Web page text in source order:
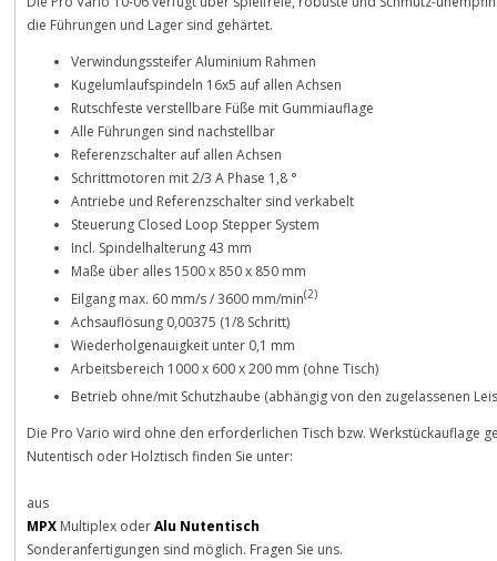
die Führungen und Lager sind gehärtet.
Verwindungssteifer Aluminium Rahmen
Kugelumlaufspindeln 16x5 auf allen Achsen
Rutschfeste verstellbare Füße mit Gummiauflage
Alle Führungen sind nachstellbar
Referenzschalter auf allen Achsen
Schrittmotoren mit 2/3 A Phase 1,8 °
Antriebe und Referenzschalter sind verkabelt
Steuerung Closed Loop Stepper System
Incl. Spindelhalterung 43 mm
Maße über alles 1500 x 850 x 850 mm
Eilgang max. 60 mm/s / 3600 mm/min(2)
Achsauflösung 0,00375 (1/8 Schritt)
Wiederholgenauigkeit unter 0,1 mm
Arbeitsbereich 1000 x 600 x 200 mm (ohne Tisch)
Betrieb ohne/mit Schutzhaube (abhängig von den zugelassenen
Die Pro Vario wird ohne den erforderlichen Tisch bzw. Werkstückauflage
Nutentisch oder Holztisch finden Sie unter:
aus
MPX Multiplex oderAlu Nutentisch
Sonderanfertigungen sind möglich. Fragen Sie uns.